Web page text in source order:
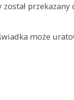
może